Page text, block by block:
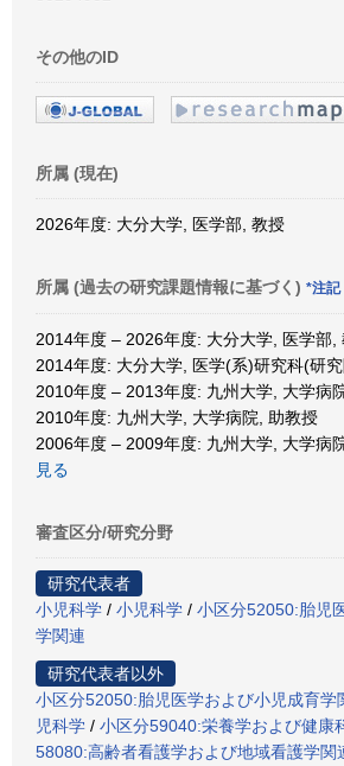
その他のID
所属 (現在)
2026年度: 大分大学, 医学部, 教授
所属 (過去の研究課題情報に基づく) *注記
2014年度 – 2026年度: 大分大学, 医学部,
2014年度: 大分大学, 医学(系)研究科(研
2010年度 – 2013年度: 九州大学, 大学病
2010年度: 九州大学, 大学病院, 助教授
2006年度 – 2009年度: 九州大学, 大学病
見る
審査区分/研究分野
研究代表者
小児科学 / 小児科学 / 小区分52050:胎児
学関連
研究代表者以外
小区分52050:胎児医学および小児成育学
児科学 / 小区分59040:栄養学および健康
58080:高齢者看護学および地域看護学関